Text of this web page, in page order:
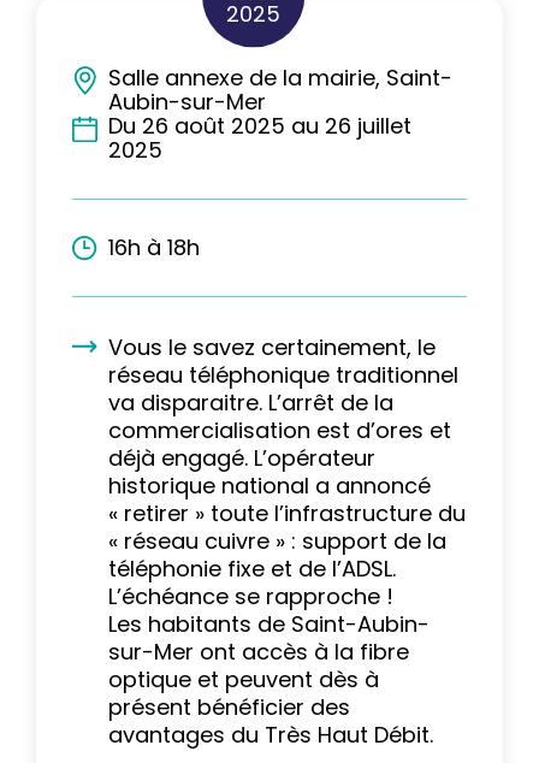
2025
Salle annexe de la mairie, Saint-
Aubin-sur-Mer
Du 26 août 2025 au 26 juillet
2025
16h à 18h
Vous le savez certainement, le
réseau téléphonique traditionnel
va disparaitre. L’arrêt de la
commercialisation est d’ores et
déjà engagé. L’opérateur
historique national a annoncé
« retirer » toute l’infrastructure du
« réseau cuivre » : support de la
téléphonie fixe et de l’ADSL.
L’échéance se rapproche !
Les habitants de Saint-Aubin-
sur-Mer ont accès à la fibre
optique et peuvent dès à
présent bénéficier des
avantages du Très Haut Débit.